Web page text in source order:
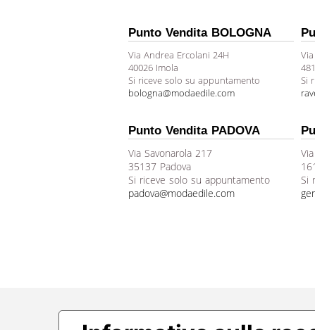
Punto Vendita BOLOGNA
Via Andrea Ercolani 24H
40026 Imola
Si riceve solo su appuntamento
bologna@modaedile.com
Si
Punto Vendita PADOVA
Via Savonarola 217
35137 Padova
Si riceve solo su appuntamento
padova@modaedile.com
Si